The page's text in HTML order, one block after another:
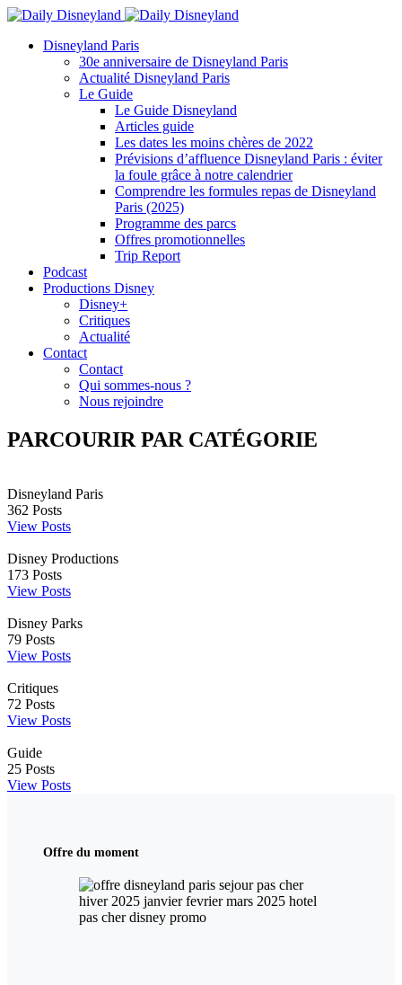
Disneyland Paris
30e anniversaire de Disneyland Paris
Actualité Disneyland Paris
Le Guide
Le Guide Disneyland
Articles guide
Les dates les moins chères de 2022
Prévisions d’affluence Disneyland Paris : éviter
la foule grâce à notre calendrier
Comprendre les formules repas de Disneyland
Paris (2025)
Programme des parcs
Offres promotionnelles
Trip Report
Podcast
Productions Disney
Disney+
Critiques
Actualité
Contact
Contact
Qui sommes-nous ?
Nous rejoindre
PARCOURIR PAR CATÉGORIE
Disneyland Paris
362 Posts
View Posts
Disney Productions
173 Posts
View Posts
Disney Parks
79 Posts
View Posts
Critiques
72 Posts
View Posts
Guide
25 Posts
View Posts
Offre du moment